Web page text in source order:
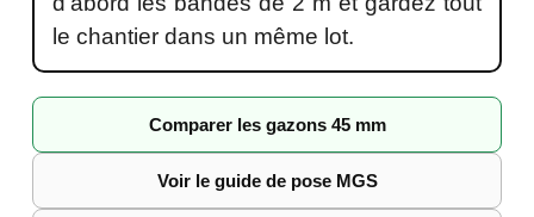
le chantier dans un même lot.
Comparer les gazons 45 mm
Voir le guide de pose MGS